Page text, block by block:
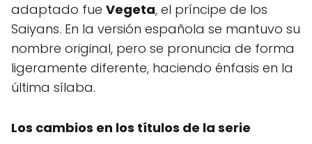
adaptado fue Vegeta, el príncipe de los
Saiyans. En la versión española se mantuvo su
nombre original, pero se pronuncia de forma
ligeramente diferente, haciendo énfasis en la
última sílaba.
Los cambios en los títulos de la serie